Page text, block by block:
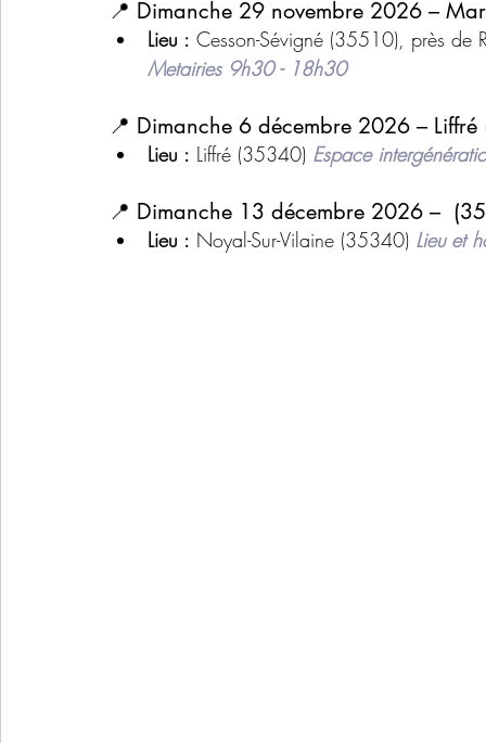
📍 Dimanche 29 novembre 2026 –
Lieu : Cesson-Sévigné (35510), près de
Metairies 9h30 - 18h30
📍 Dimanche 6 décembre 2026 –
Lieu : Liffré (35340) Espace
📍 Dimanche 13 décembre 2026 –
Lieu : Noyal-Sur-Vilaine (35340) Lieu et